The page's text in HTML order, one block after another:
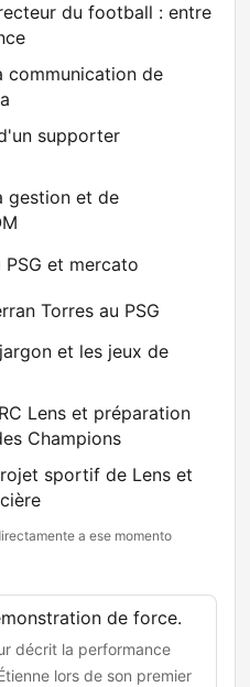
du football : entre
communication de
supporter
gestion et de
et mercato
Torres au PSG
et les jeux de
Lens et préparation
Champions
sportif de Lens et
a ese momento
de force.
décrit la performance
lors de son premier